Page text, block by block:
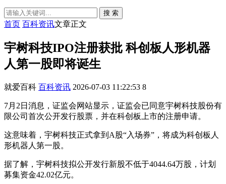
搜 索
首页 百科资讯文章正文
宇树科技IPO注册获批 科创板人形机器
人第一股即将诞生
就爱百科 百科资讯 2026-07-03 11:22:53 8
7月2日消息，证监会网站显示，证监会已同意宇树科技股份有
限公司首次公开发行股票，并在科创板上市的注册申请。
这意味着，宇树科技正式拿到A股“入场券”，将成为科创板人
形机器人第一股。
据了解，宇树科技拟公开发行新股不低于4044.64万股，计划
募集资金42.02亿元。